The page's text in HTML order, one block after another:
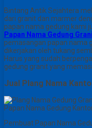
Bintang Antik Sejahtera
dari granit dan marmer
papan nama gedung kami
Papan Nama Gedung
pemasangan papan nama
dikerjakan oleh tukang
Harus yang sudah
gedung granit yang
Jual Plang Nama
Pembuat Papan Nama